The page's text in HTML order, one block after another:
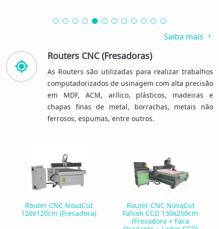
Saiba mais
Routers CNC (Fresadoras)
As Routers são utilizadas para realizar trabalhos
computadorizados de usinagem com alta precisão
em MDF, ACM, arílico, plásticos, madeiras e
chapas finas de metal, borrachas, metais não
ferrosos, espumas, entre outros.
Router CNC NovaCut
120x120cm (Fresadora)
Router CNC NovaCut
Falcon CCD 130x250cm
(Fresadora + Faca